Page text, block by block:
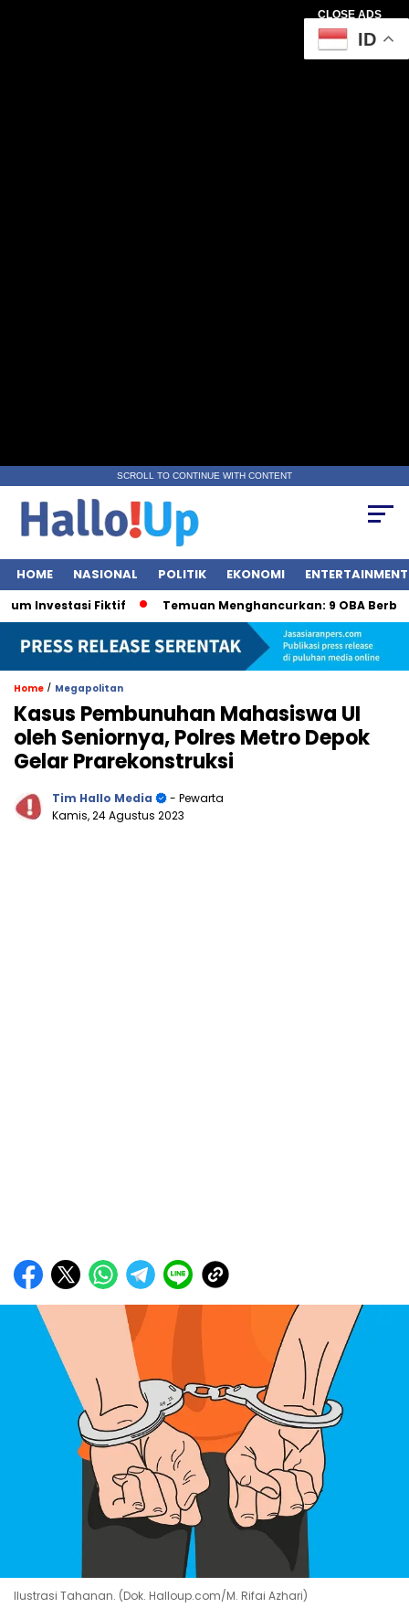
CLOSE ADS
SCROLL TO CONTINUE WITH CONTENT
HOME NASIONAL POLITIK EKONOMI ENTERTAINMENT
Investasi Fiktif Temuan Menghancurkan: 9 OBA Berbahaya
Home / Megapolitan
Kasus Pembunuhan Mahasiswa UI
oleh Seniornya, Polres Metro Depok
Gelar Prarekonstruksi
Tim Hallo Media
- Pewarta
Kamis, 24 Agustus 2023
Ilustrasi Tahanan. (Dok. Halloup.com/M. Rifai Azhari)
ID